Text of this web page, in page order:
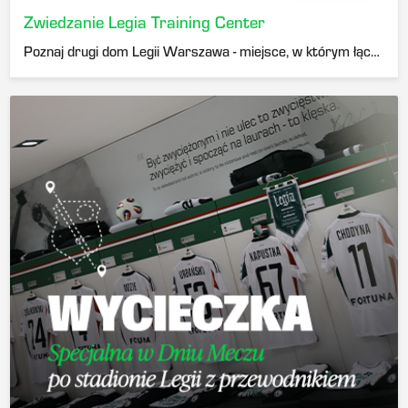
Zwiedzanie Legia Training Center
Poznaj drugi dom Legii Warszawa - miejsce, w którym łączymy sport, naukę, medycynę i zapierające dech innowacje, aby rozwijać największe talenty.
Nabywca biletu ma prawo do skorzystania z 10% zniżki na zakup biletu na wybrany mecz PKO Bank Polski Ekstraklasy.